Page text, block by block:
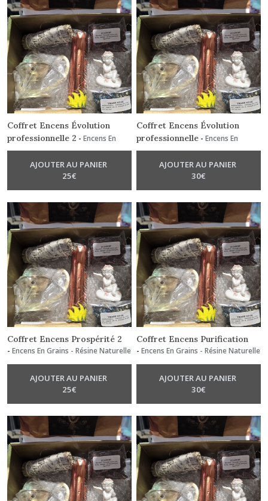
Coffret Encens Évolution
professionnelle 2 - Encens En
Grains - Résine Naturelle
AJOUTER AU PANIER
25€
Coffret Encens Évolution
professionnelle -Encens En
Grains - Résine Naturelle
AJOUTER AU PANIER
30€
Coffret Encens Prospérité 2
- Encens En Grains - Résine Naturelle
AJOUTER AU PANIER
25€
Coffret Encens Purification
-Encens En Grains - Résine Naturelle
AJOUTER AU PANIER
30€